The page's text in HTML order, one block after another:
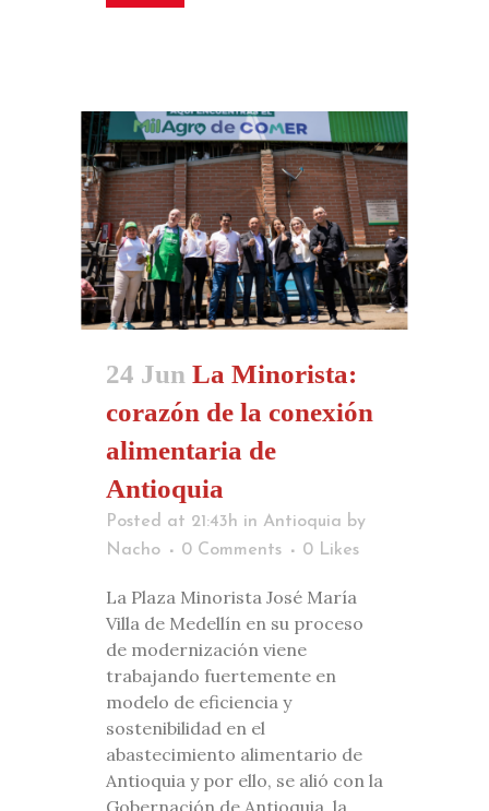
24 Jun La Minorista:
corazón de la conexión
alimentaria de
Antioquia
Posted at 21:43h in Antioquia by
Nacho
0 Comments 0 Likes
La Plaza Minorista José María
Villa de Medellín en su proceso
de modernización viene
trabajando fuertemente en
modelo de eficiencia y
sostenibilidad en el
abastecimiento alimentario de
Antioquia y por ello, se alió con la
Gobernación de Antioquia, la